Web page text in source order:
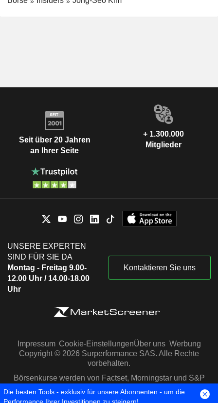
Seit über 20 Jahren
an Ihrer Seite
+ 1.300.000
Mitglieder
UNSERE EXPERTEN
SIND FÜR SIE DA
Montag - Freitag 9.00-
12.00 Uhr / 14.00-18.00
Uhr
Kontaktieren Sie uns
Impressum Cookie-EinstellungenÜber uns Werbung
Copyright © 2026 Surperformance SAS. Alle Rechte
vorbehalten.
Börsenkurse werden von Factset, Morningstar und S&P
Capital IQ zur Verfügung gestellt
Die besten Tools - exklusiv für unsere Abonnenten - um die